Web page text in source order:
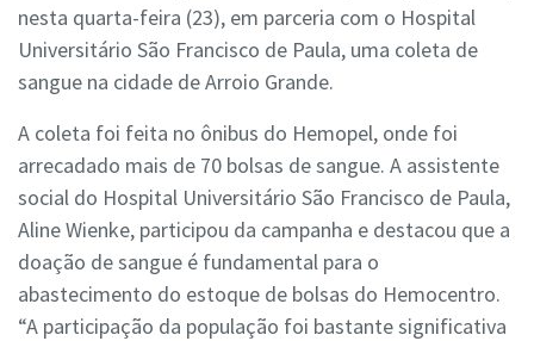
nesta quarta-feira (23), em parceria com o Hospital
Universitário São Francisco de Paula, uma coleta de
sangue na cidade de Arroio Grande.
A coleta foi feita no ônibus do Hemopel, onde foi
arrecadado mais de 70 bolsas de sangue. A assistente
social do Hospital Universitário São Francisco de Paula,
Aline Wienke, participou da campanha e destacou que a
doação de sangue é fundamental para o
abastecimento do estoque de bolsas do Hemocentro.
“A participação da população foi bastante significativa